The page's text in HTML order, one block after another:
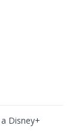
Disney+